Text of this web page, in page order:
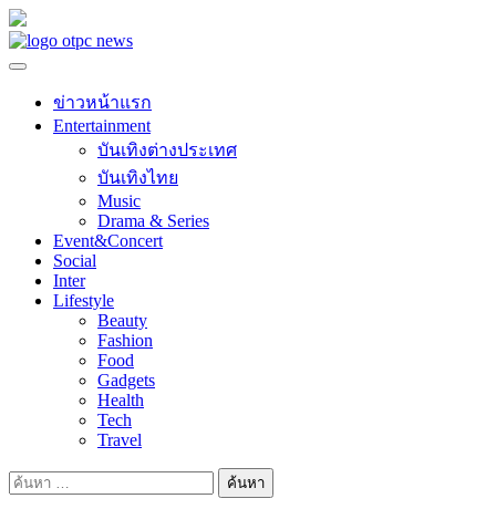
Skip
to
ข่าวหน้าแรก
Entertainment
บันเทิงต่างประเทศ
บันเทิงไทย
Music
Drama & Series
Event&Concert
Social
Inter
Lifestyle
Beauty
Fashion
Food
Gadgets
Health
Tech
Travel
ค้นหา